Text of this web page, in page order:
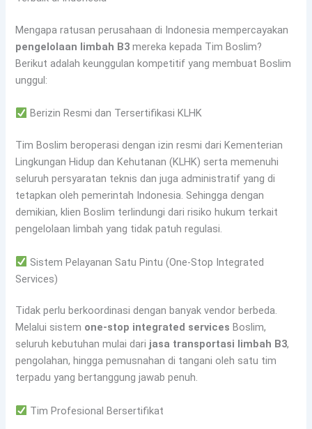
Mengapa ratusan perusahaan di Indonesia mempercayakan
pengelolaan limbah B3 mereka kepada Tim Boslim?
Berikut adalah keunggulan kompetitif yang membuat Boslim
unggul:
Berizin Resmi dan Tersertifikasi KLHK
Tim Boslim beroperasi dengan izin resmi dari Kementerian
Lingkungan Hidup dan Kehutanan (KLHK) serta memenuhi
seluruh persyaratan teknis dan juga administratif yang di
tetapkan oleh pemerintah Indonesia. Sehingga dengan
demikian, klien Boslim terlindungi dari risiko hukum terkait
pengelolaan limbah yang tidak patuh regulasi.
Sistem Pelayanan Satu Pintu (One-Stop Integrated
Services)
Tidak perlu berkoordinasi dengan banyak vendor berbeda.
Melalui sistem one-stop integrated services Boslim,
seluruh kebutuhan mulai dari jasa transportasi limbah B3,
pengolahan, hingga pemusnahan di tangani oleh satu tim
terpadu yang bertanggung jawab penuh.
Tim Profesional Bersertifikat